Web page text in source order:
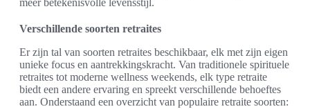
meer betekenisvolle levensstijl.
Verschillende soorten retraites
Er zijn tal van soorten retraites beschikbaar, elk met zijn eigen
unieke focus en aantrekkingskracht. Van traditionele spirituele
retraites tot moderne wellness weekends, elk type retraite
biedt een andere ervaring en spreekt verschillende behoeftes
aan. Onderstaand een overzicht van populaire retraite soorten: